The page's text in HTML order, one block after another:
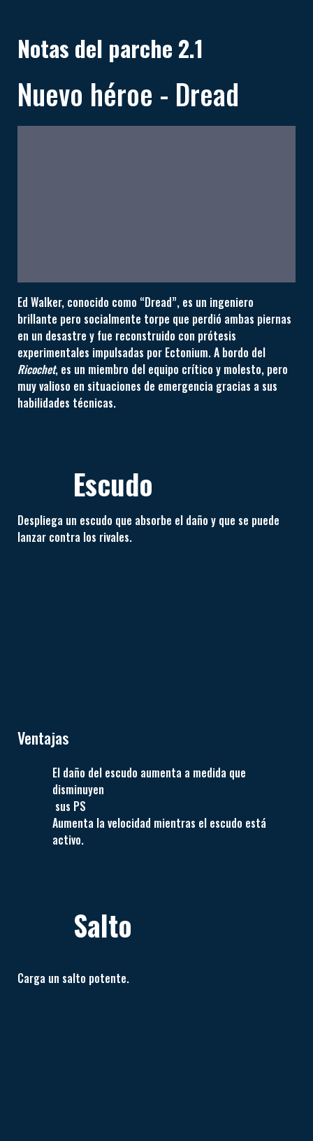
Notas del parche 2.1
Nuevo héroe - Dread
Ed Walker, conocido como “Dread”, es un ingeniero
brillante pero socialmente torpe que perdió ambas piernas
en un desastre y fue reconstruido con prótesis
experimentales impulsadas por Ectonium. A bordo del
Ricochet, es un miembro del equipo crítico y molesto, pero
muy valioso en situaciones de emergencia gracias a sus
habilidades técnicas.
Escudo
Despliega un escudo que absorbe el daño y que se puede
lanzar contra los rivales.
Ventajas
El daño del escudo aumenta a medida que
disminuyen
sus PS
Aumenta la velocidad mientras el escudo está
activo.
Salto
Carga un salto potente.